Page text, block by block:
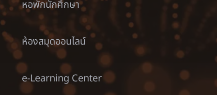
หอพักนักศึกษา
ห้องสมุดออนไลน์
e-Learning Center